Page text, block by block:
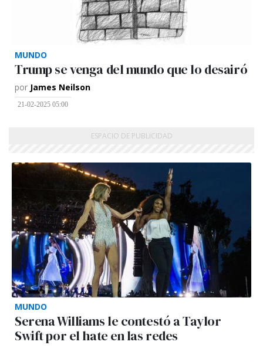
MUNDO
Trump se venga del mundo que lo desairó
por James Neilson
21-02-2025 05:00
MUNDO
Serena Williams le contestó a Taylor
Swift por el hate en las redes